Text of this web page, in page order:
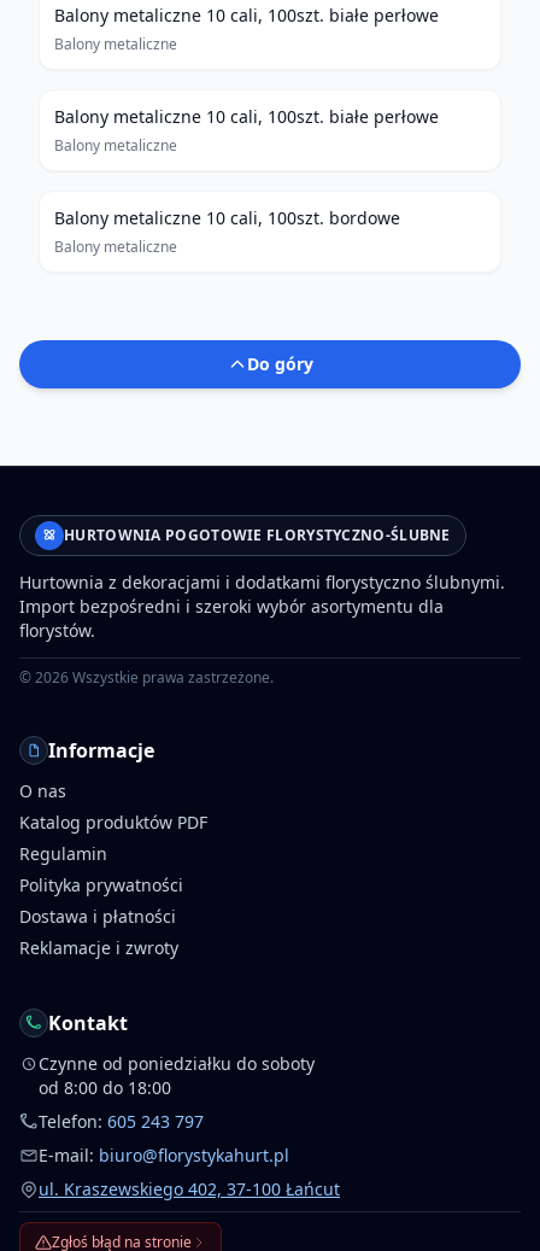
Balony metaliczne 10 cali, 100szt. białe perłowe
Balony metaliczne
Balony metaliczne 10 cali, 100szt. białe perłowe
Balony metaliczne
Balony metaliczne 10 cali, 100szt. bordowe
Balony metaliczne
Do góry
HURTOWNIA POGOTOWIE FLORYSTYCZNO-ŚLUBNE
Hurtownia z dekoracjami i dodatkami florystyczno ślubnymi.
Import bezpośredni i szeroki wybór asortymentu dla
florystów.
©2026Wszystkie prawa zastrzeżone.
Informacje
O nas
Katalog produktów PDF
Regulamin
Polityka prywatności
Dostawa i płatności
Reklamacje i zwroty
Kontakt
Czynne od poniedziałku do soboty
od 8:00 do 18:00
Telefon: 605 243 797
E-mail: biuro@florystykahurt.pl
ul. Kraszewskiego 402, 37-100 Łańcut
Zgłoś błąd na stronie